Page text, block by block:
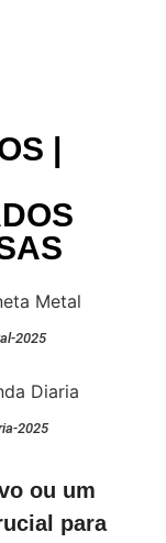
|
2025
2025
ou um
para